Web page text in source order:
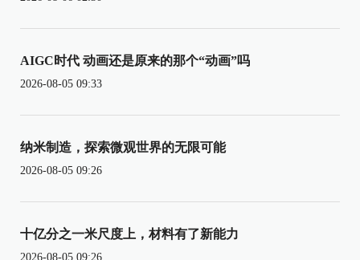
AIGC时代 动画还是原来的那个“动画”吗
2026-08-05 09:33
纳米制造，探索微观世界的无限可能
2026-08-05 09:26
十亿分之一米尺度上，材料有了新能力
2026-08-05 09:26